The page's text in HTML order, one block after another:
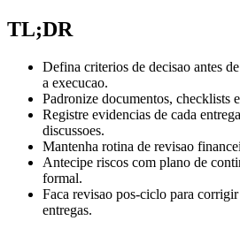
TL;DR
Defina criterios de decisao antes
a execucao.
Padronize documentos, checklists
Registre evidencias de cada
discussoes.
Mantenha rotina de revisao
Antecipe riscos com plano de
formal.
Faca revisao pos-ciclo para
entregas.